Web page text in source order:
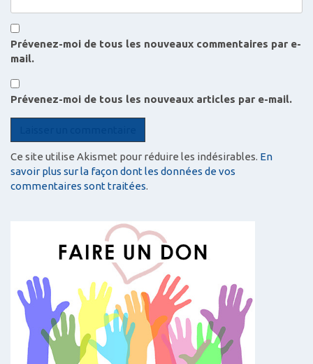
Prévenez-moi de tous les nouveaux commentaires par e-
mail.
Prévenez-moi de tous les nouveaux articles par e-mail.
Ce site utilise Akismet pour réduire les indésirables. En
savoir plus sur la façon dont les données de vos
commentaires sont traitées.